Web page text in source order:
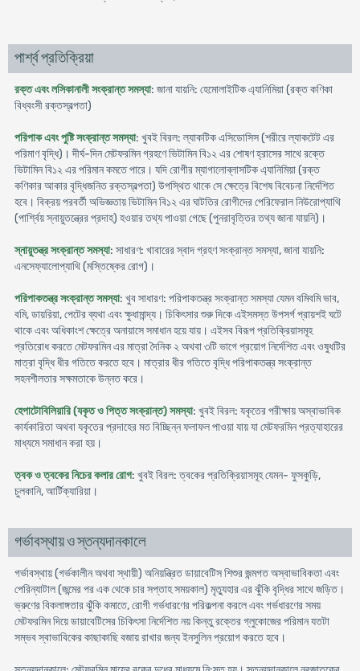
পার্শ্ব প্রতিক্রিয়া
রক্ত এবং লসিকানালী সংক্রান্ত সমস্যা: জানা যায়নি: হেমোলাইটিক এ্যানিমিয়া (রক্ত কণিকা
বিধ্বংসী রক্তস্বল্পতা)
পরিপাক এবং পুষ্টি সংক্রান্ত সমস্যা: খুবই বিরল: ল্যাকটিক এসিডোসিস (শরীরে ল্যাকটেট এর
পরিমাণ বৃদ্ধি)। দীর্ঘ-দিন মেটফরমিন গ্রহণে ভিটামিন বি১২ এর শোষণ হ্রাসের সাথে রক্তে
ভিটামিন বি১২ এর পরিমান কমতে পারে। যদি রোগীর ম্যাগালোব্লাসটিক এ্যানিমিয়া (রক্ত
কণিকার আকার বৃদ্ধিজনিত রক্তস্বল্পতা) উপস্থিত থাকে সে ক্ষেত্রে বিশেষ বিবেচনা নির্দেশিত
হবে। বিক্রয় পরবর্তী অভিজ্ঞতায় ভিটামিন বি১২ এর ঘাটতির রোগীদের পেরিফেরাল নিউরোপ্যাথি
(পার্শ্বিয় স্নায়ুতন্ত্রের প্রদাহ) হওয়ার তথ্য পাওয়া গেছে (পুনরাবৃত্তির তথ্য জানা যায়নি)।
স্নায়ুতন্ত্র সংক্রান্ত সমস্যা: সাধারণ: খাবারের স্বাদ গ্রহণ সংক্রান্ত সমস্যা, জানা যায়নি:
এনসেফ্যালোপ্যাথি (মস্তিষ্কের রোগ)।
পরিপাকতন্ত্র সংক্রান্ত সমস্যা: খুব সাধারণ: পরিপাকতন্ত্র সংক্রান্ত সমস্যা যেমন বমিবমি ভাব,
বমি, ডায়রিয়া, পেটের ব্যথা এবং ক্ষুধামান্দ্য। চিকিৎসার শুরু দিকে এইসমস্ত উপসর্গ প্রায়শই ঘটে
থাকে এবং অধিকাংশ ক্ষেত্রে অনায়াসে সমাধান হয়ে যায়। এইসব বিরূপ প্রতিক্রিয়াসমূহ
প্রতিরোধ করতে মেটফরমিন এর মাত্রা দৈনিক ২ অথবা ৩টি ভাগে প্রয়োগ নির্দেশিত এবং ওষুধটির
মাত্রা বৃদ্ধি ধীর গতিতে করতে হবে। মাত্রার ধীর গতিতে বৃদ্ধি পরিপাকতন্ত্র সংক্রান্ত
সহনশীলতার সক্ষমতাকে উন্নত করে।
হেপাটোবিলিয়ারি (যকৃত ও পিত্ত সংক্রান্ত) সমস্যা: খুবই বিরল: যকৃতের পরীক্ষায় অস্বাভাবিক
কার্যকারিতা অথবা যকৃতের প্রদাহের মত বিচ্ছিন্ন ফলাফল পাওয়া যায় যা মেটফরমিন প্রত্যাহারের
মাধ্যমে সমাধান করা হয়।
ত্বক ও ত্বকের নিচের কলার রোগ: খুবই বিরল: ত্বকের প্রতিক্রিয়াসমূহ যেমন- ফুসকুড়ি,
চুলকানি, আর্টিক্যারিয়া।
গর্ভাবস্থায় ও স্তন্যদানকালে
গর্ভাবস্থায় (গর্ভকালীন অথবা স্থায়ী) অনিয়ন্ত্রিত ডায়াবেটিস শিশুর জন্মগত অস্বাভাবিকতা এবং
পেরিন্যাটাল (জন্মের পর এক থেকে চার সপ্তাহ সময়কাল) মৃত্যুহার এর ঝুঁকি বৃদ্ধির সাথে জড়িত।
ভ্রুণের বিকলাঙ্গতার ঝুঁকি কমাতে, রোগী গর্ভধারণের পরিকল্পনা করলে এবং গর্ভধারণের সময়
মেটফরমিন দিয়ে ডায়াবেটিসের চিকিৎসা নির্দেশিত নয় কিন্তু রক্তের গ্লুকোজের পরিমান যতটা
সম্ভব স্বাভাবিকের কাছাকাছি বজায় রাখার জন্য ইনসুলিন প্রয়োগ করতে হবে।